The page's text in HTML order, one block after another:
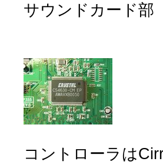
サウンドカード部
コントローラは